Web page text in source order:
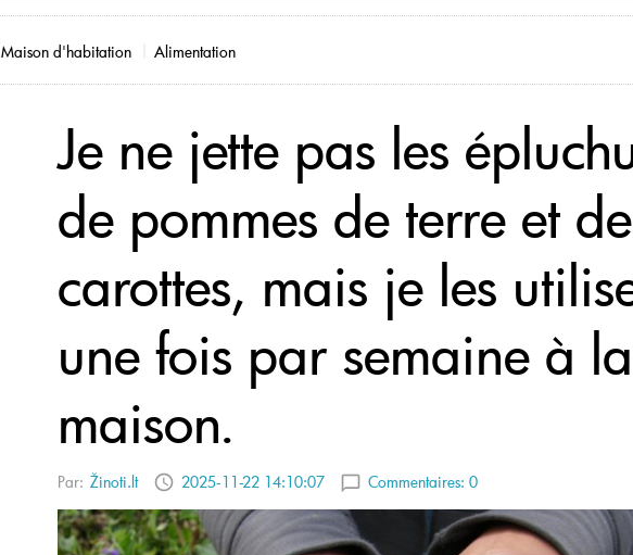
Maison d'habitation Alimentation
Je ne jette pas les
de pommes de terre et de
carottes, mais je les
une fois par semaine à la
maison.
Par: Žinoti.lt 2025-11-22 14:10:07 Commentaires: 0